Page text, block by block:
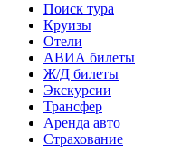
Поиск тура
Круизы
Отели
АВИА билеты
Ж/Д билеты
Экскурсии
Трансфер
Аренда авто
Страхование